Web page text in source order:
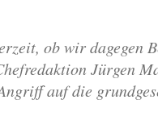
ob wir dagegen
Jürgen
auf die